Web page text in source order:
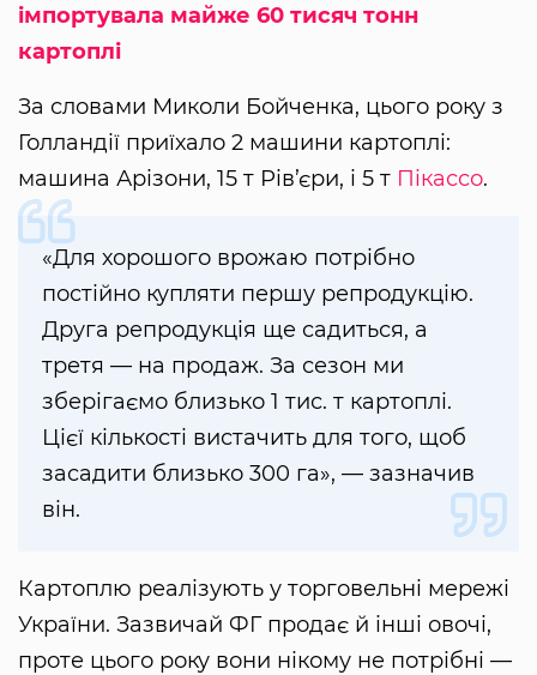
імпортувала майже 60 тисяч тонн
картоплі
За словами Миколи Бойченка, цього року з
Голландії приїхало 2 машини картоплі:
машина Арізони, 15 т Рів’єри, і 5 т Пікассо.
«Для хорошого врожаю потрібно
постійно купляти першу репродукцію.
Друга репродукція ще садиться, а
третя — на продаж. За сезон ми
зберігаємо близько 1 тис. т картоплі.
Цієї кількості вистачить для того, щоб
засадити близько 300 га», — зазначив
він.
Картоплю реалізують у торговельні мережі
України. Зазвичай ФГ продає й інші овочі,
проте цього року вони нікому не потрібні —